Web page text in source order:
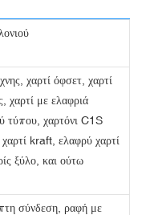
χαρτί όφσετ, χαρτί
χαρτί με ελαφριά
τύπου, χαρτόνι C1S
kraft, ελαφρύ χαρτί
ξύλο, και ούτω
σύνδεση, ραφή με